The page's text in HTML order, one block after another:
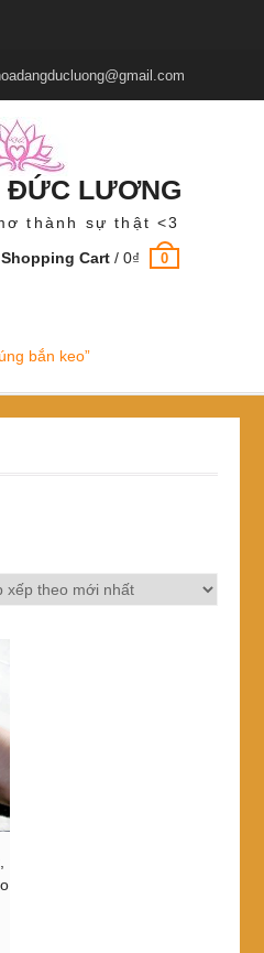
ĐỨC LƯƠNG
thành sự thật <3
Shopping Cart /0₫ 0
bắn keo”